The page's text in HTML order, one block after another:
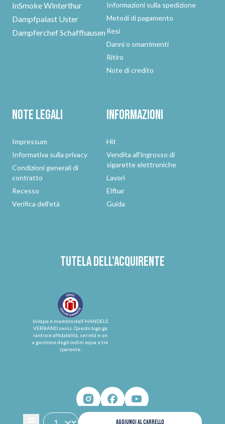
AGGIUNGI AL CARRELLO
InSmoke Winterthur
Dampfpalast Uster
Dampferchef Schaffhausen
Informazioni sulla spedizione
Metodi di pagamento
Resi
Danni o smarrimenti
Ritiro
Note di credito
Note legali
Impressum
Informativa sulla privacy
Condizioni generali di
contratto
Recesso
Verifica dell'età
Informazioni
Hit
Vendita all'ingrosso di
sigarette elettroniche
Lavori
Elfbar
Guida
Tutela dell'acquirente
InVape è membro dell'HANDELS
VERBAND.swiss. Questo logo ga
rantisce affidabilità, serietà e un
a gestione degli ordini equa e tra
sparente.